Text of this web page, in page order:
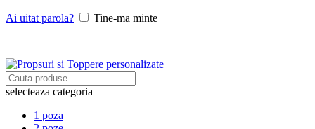
Ai uitat parola? Tine-ma minte
selecteaza categoria
1 poza